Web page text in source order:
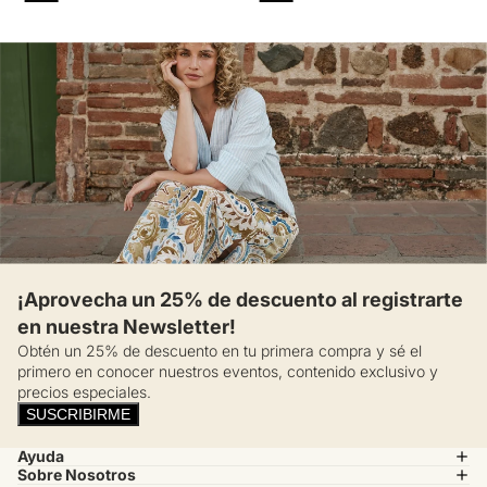
¡Aprovecha un 25% de descuento al registrarte
en nuestra Newsletter!
Obtén un 25% de descuento en tu primera compra y sé el
primero en conocer nuestros eventos, contenido exclusivo y
precios especiales.
SUSCRIBIRME
Ayuda
Sobre Nosotros